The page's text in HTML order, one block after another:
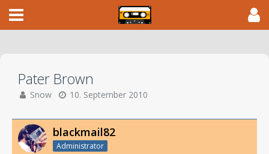
Pater Brown
Snow 10. September 2010
blackmail82
Administrator